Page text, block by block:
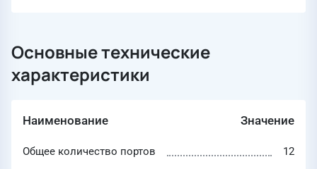
Основные технические
характеристики
Наименование Значение
Общее количество портов
12